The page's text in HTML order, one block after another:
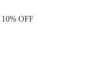
10% OFF